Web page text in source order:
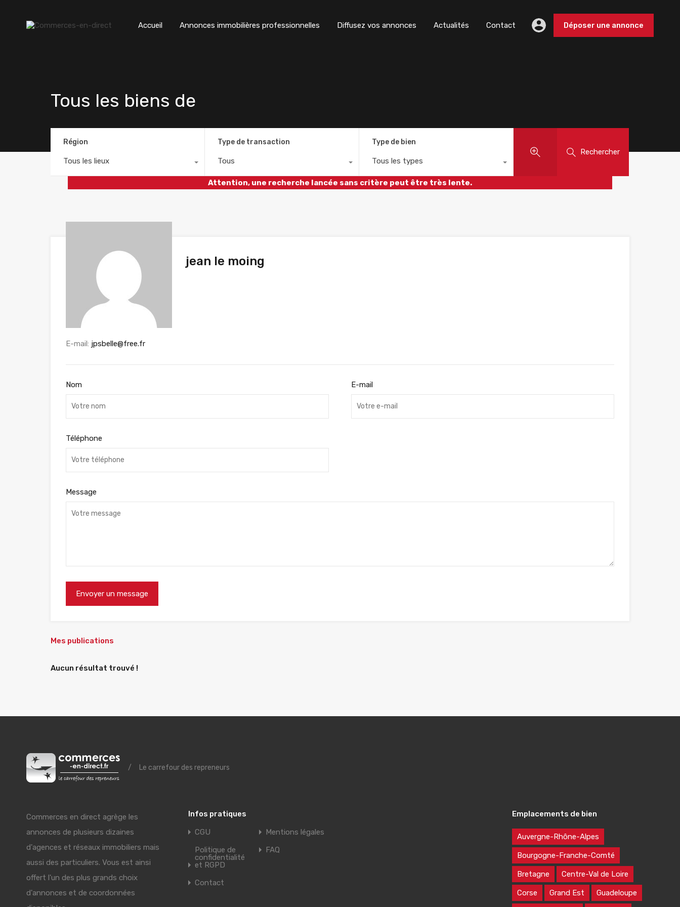
Accueil Annonces immobilières professionnelles Diffusez vos annonces Actualités Contact Déposer une annonce
Tous les biens de
Région
Tous les lieux
Type de transaction
Tous
Type de bien
Tous les types
Rechercher
Attention, une recherche lancée sans critère peut être très lente.
jean le moing
E-mail: jpsbelle@free.fr
Nom E-mail
Téléphone
Message
Mes publications
Aucun résultat trouvé !
/ Le carrefour des repreneurs
Commerces en direct agrège les
annonces de plusieurs dizaines
d'agences et réseaux immobiliers mais
aussi des particuliers. Vous est ainsi
offert l'un des plus grands choix
d'annonces et de coordonnées
Infos pratiques
CGU
Mentions légales
Politique de
confidentialité
et RGPD
FAQ
Contact
Emplacements de bien
Auvergne-Rhône-Alpes
Bourgogne-Franche-Comté
Bretagne Centre-Val de Loire
Corse Grand Est Guadeloupe